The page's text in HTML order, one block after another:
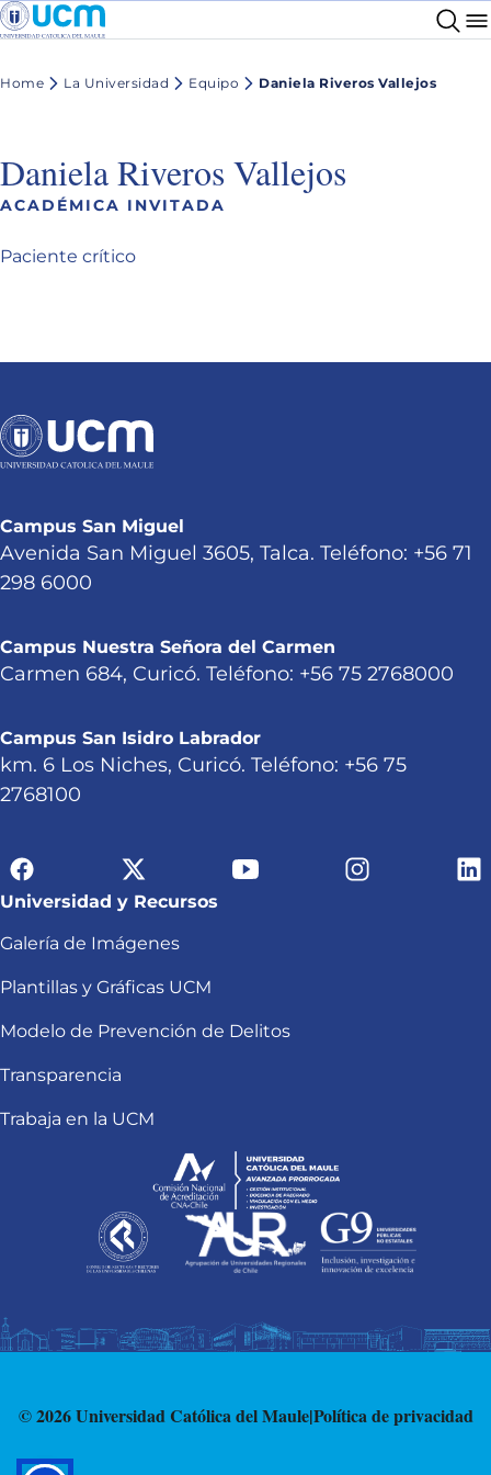
Home La Universidad Equipo Daniela Riveros Vallejos
Daniela Riveros Vallejos
ACADÉMICA INVITADA
Paciente crítico
Campus San Miguel
Avenida San Miguel 3605, Talca. Teléfono: +56 71
298 6000
Campus Nuestra Señora del Carmen
Carmen 684, Curicó. Teléfono: +56 75 2768000
Campus San Isidro Labrador
km. 6 Los Niches, Curicó. Teléfono: +56 75
2768100
Universidad y Recursos
Galería de Imágenes
Plantillas y Gráficas UCM
Modelo de Prevención de Delitos
Transparencia
Trabaja en la UCM
© 2026 Universidad Católica del Maule|Política de privacidad